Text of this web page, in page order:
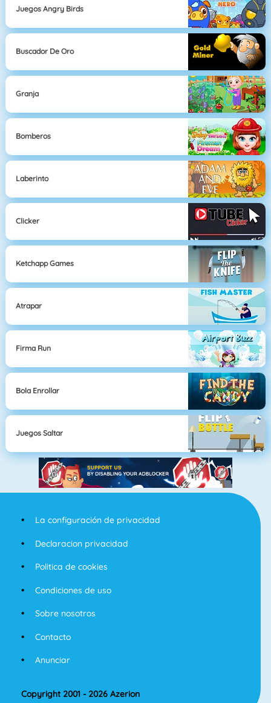
Juegos Angry Birds
Buscador De Oro
Granja
Bomberos
Laberinto
Clicker
Ketchapp Games
Atrapar
Firma Run
Bola Enrollar
Juegos Saltar
La configuración de privacidad
Declaracion privacidad
Politica de cookies
Condiciones de uso
Sobre nosotros
Contacto
Anunciar
Copyright 2001 - 2026 Azerion